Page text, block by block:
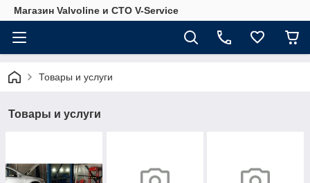
Магазин Valvoline и СТО V-Service
Товары и услуги
Товары и услуги